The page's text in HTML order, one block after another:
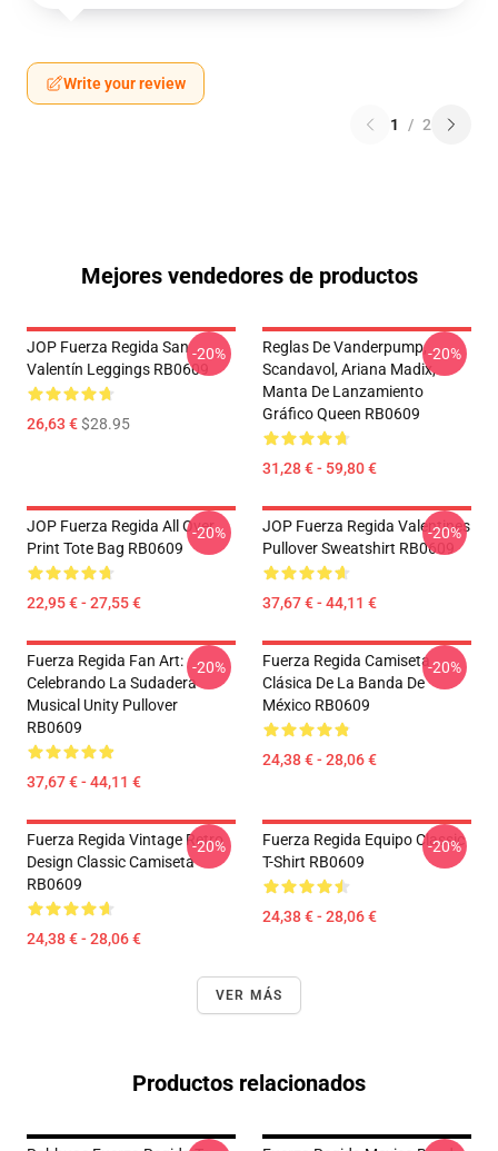
Write your review
1 / 2
Mejores vendedores de productos
JOP Fuerza Regida San
Valentín Leggings RB0609
26,63 €$28.95
-20%
Reglas De Vanderpump,
Scandavol, Ariana Madix,
Manta De Lanzamiento
Gráfico Queen RB0609
31,28 € - 59,80 €
-20%
JOP Fuerza Regida All Over
Print Tote Bag RB0609
22,95 € - 27,55 €
-20%
JOP Fuerza Regida Valentines
Pullover Sweatshirt RB0609
37,67 € - 44,11 €
-20%
Fuerza Regida Fan Art:
Celebrando La Sudadera
Musical Unity Pullover
RB0609
37,67 € - 44,11 €
-20%
Fuerza Regida Camiseta
Clásica De La Banda De
México RB0609
24,38 € - 28,06 €
-20%
Fuerza Regida Vintage Retro
Design Classic Camiseta
RB0609
24,38 € - 28,06 €
-20%
Fuerza Regida Equipo Classic
T-Shirt RB0609
24,38 € - 28,06 €
-20%
VER MÁS
Productos relacionados